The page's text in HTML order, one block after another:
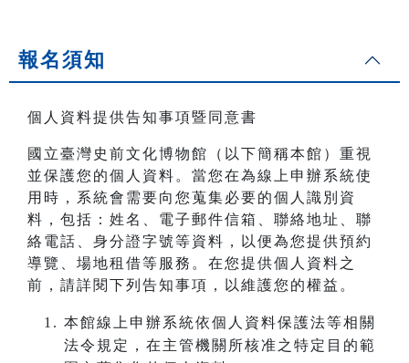
報名須知
個人資料提供告知事項暨同意書
國立臺灣史前文化博物館（以下簡稱本館）重視
並保護您的個人資料。當您在為線上申辦系統使
用時，系統會需要向您蒐集必要的個人識別資
料，包括：姓名、電子郵件信箱、聯絡地址、聯
絡電話、身分證字號等資料，以便為您提供預約
導覽、場地租借等服務。在您提供個人資料之
前，請詳閱下列告知事項，以維護您的權益。
本館線上申辦系統依個人資料保護法等相關
法令規定，在主管機關所核准之特定目的範